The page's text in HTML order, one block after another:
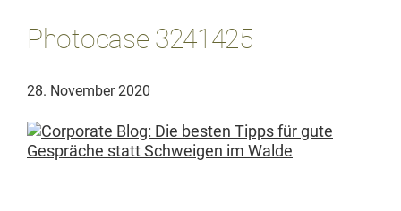
Photocase 3241425
28. November 2020